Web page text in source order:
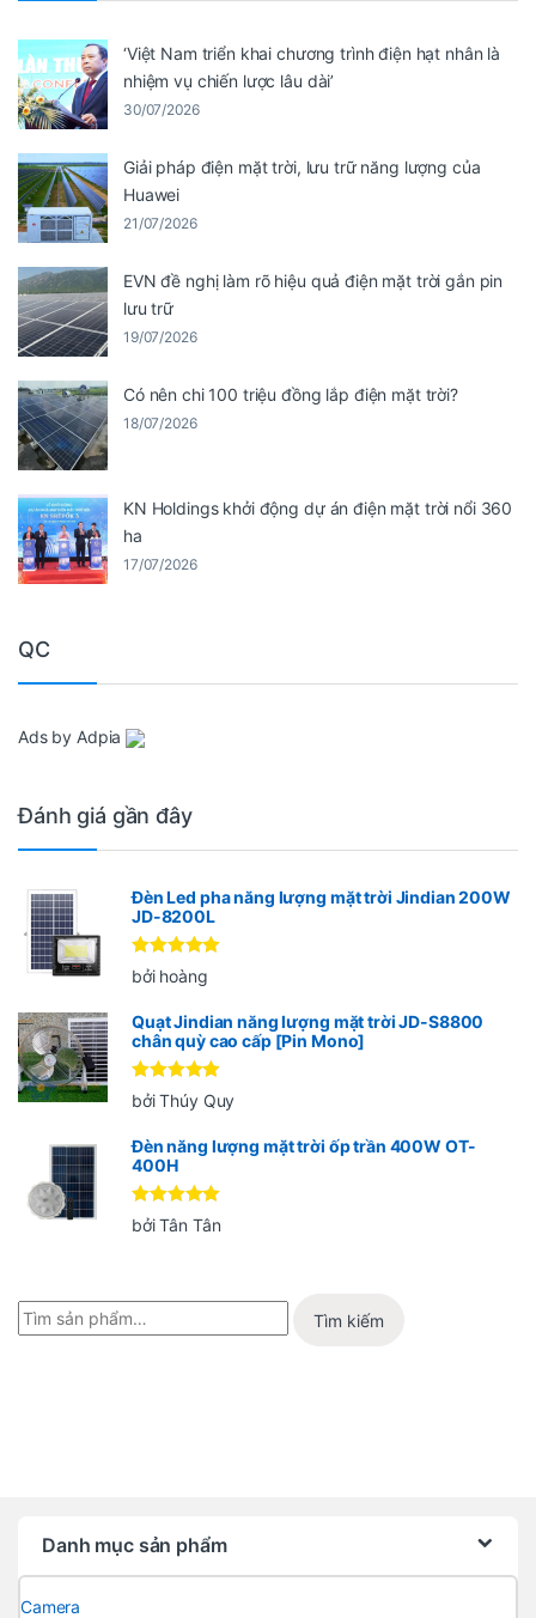
‘Việt Nam triển khai chương trình điện hạt nhân là
nhiệm vụ chiến lược lâu dài’
30/07/2026
Giải pháp điện mặt trời, lưu trữ năng lượng của
Huawei
21/07/2026
EVN đề nghị làm rõ hiệu quả điện mặt trời gắn pin
lưu trữ
19/07/2026
Có nên chi 100 triệu đồng lắp điện mặt trời?
18/07/2026
KN Holdings khởi động dự án điện mặt trời nổi 360
ha
17/07/2026
QC
Ads by Adpia
Đánh giá gần đây
Đèn Led pha năng lượng mặt trời Jindian 200W
JD-8200L
Được xếp
hạng55
bởi hoàng
Quạt Jindian năng lượng mặt trời JD-S8800
chân quỳ cao cấp [Pin Mono]
Được xếp
hạng 5 5
bởi Thúy Quy
Đèn năng lượng mặt trời ốp trần 400W OT-
400H
Được xếp
hạng 55
bởi Tân Tân
Tìm kiếm
Danh mục sản phẩm
Camera